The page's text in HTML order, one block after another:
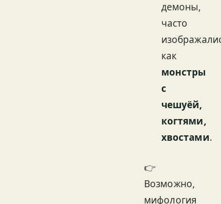
демоны,
часто
как
монстры
с
чешуёй,
когтями,
хвостами.
👉
Возможно,
мифология